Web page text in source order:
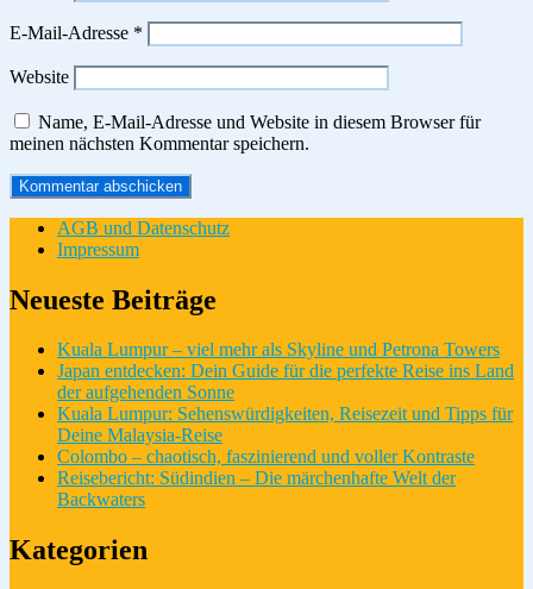
E-Mail-Adresse *
Website
Name, E-Mail-Adresse und Website in diesem Browser für
meinen nächsten Kommentar speichern.
AGB und Datenschutz
Impressum
Neueste Beiträge
Kuala Lumpur – viel mehr als Skyline und Petrona Towers
Japan entdecken: Dein Guide für die perfekte Reise ins Land
der aufgehenden Sonne
Kuala Lumpur: Sehenswürdigkeiten, Reisezeit und Tipps für
Deine Malaysia-Reise
Colombo – chaotisch, faszinierend und voller Kontraste
Reisebericht: Südindien – Die märchenhafte Welt der
Backwaters
Kategorien